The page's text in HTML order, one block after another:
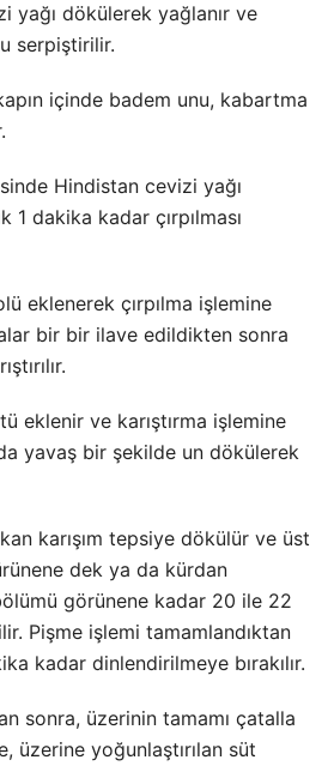
yağı dökülerek yağlanır ve
serpiştirilir.
içinde badem unu, kabartma
Hindistan cevizi yağı
1 dakika kadar çırpılması
eklenerek çırpılma işlemine
bir bir ilave edildikten sonra
eklenir ve karıştırma işlemine
yavaş bir şekilde un dökülerek
karışım tepsiye dökülür ve üst
dek ya da kürdan
görünene kadar 20 ile 22
Pişme işlemi tamamlandıktan
kadar dinlendirilmeye bırakılır.
sonra, üzerinin tamamı çatalla
üzerine yoğunlaştırılan süt